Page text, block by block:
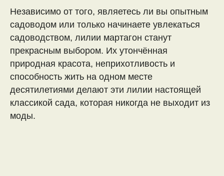
Независимо от того, являетесь ли вы опытным
садоводом или только начинаете увлекаться
садоводством, лилии мартагон станут
прекрасным выбором. Их утончённая
природная красота, неприхотливость и
способность жить на одном месте
десятилетиями делают эти лилии настоящей
классикой сада, которая никогда не выходит из
моды.